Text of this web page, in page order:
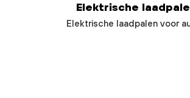
Elektrische
Elektrische laadpalen voor